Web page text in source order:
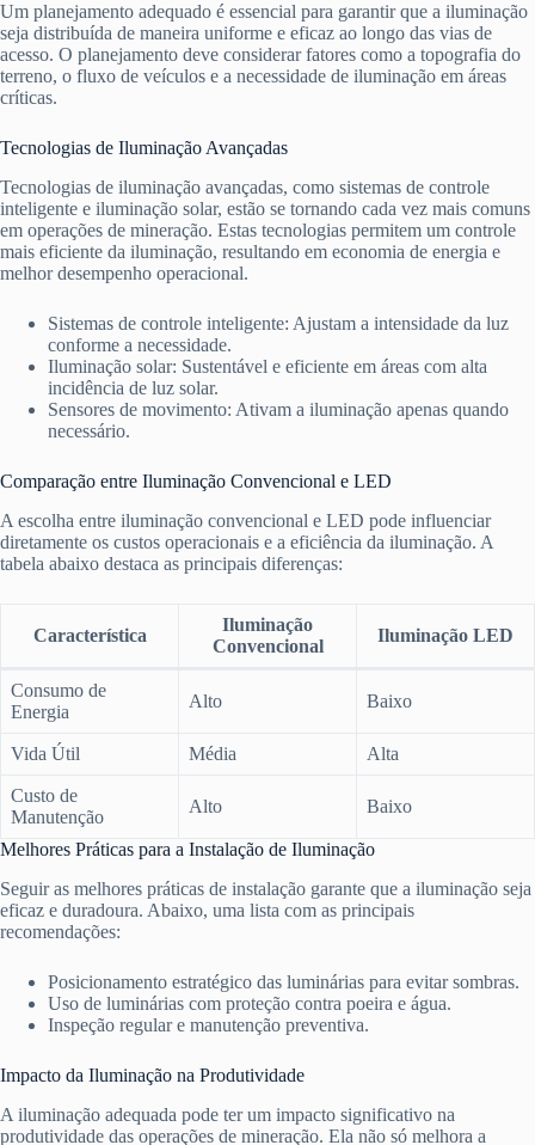
Um planejamento adequado é essencial para garantir que a iluminação
seja distribuída de maneira uniforme e eficaz ao longo das vias de
acesso. O planejamento deve considerar fatores como a topografia do
terreno, o fluxo de veículos e a necessidade de iluminação em áreas
críticas.
Tecnologias de Iluminação Avançadas
Tecnologias de iluminação avançadas, como sistemas de controle
inteligente e iluminação solar, estão se tornando cada vez mais comuns
em operações de mineração. Estas tecnologias permitem um controle
mais eficiente da iluminação, resultando em economia de energia e
melhor desempenho operacional.
Sistemas de controle inteligente: Ajustam a intensidade da luz
conforme a necessidade.
Iluminação solar: Sustentável e eficiente em áreas com alta
incidência de luz solar.
Sensores de movimento: Ativam a iluminação apenas quando
necessário.
Comparação entre Iluminação Convencional e LED
A escolha entre iluminação convencional e LED pode influenciar
diretamente os custos operacionais e a eficiência da iluminação. A
tabela abaixo destaca as principais diferenças:
Característica
Iluminação
Convencional
Iluminação LED
Consumo de
Energia
Alto Baixo
Vida Útil Média Alta
Custo de
Manutenção
Alto Baixo
Melhores Práticas para a Instalação de Iluminação
Seguir as melhores práticas de instalação garante que a iluminação seja
eficaz e duradoura. Abaixo, uma lista com as principais
recomendações:
Posicionamento estratégico das luminárias para evitar sombras.
Uso de luminárias com proteção contra poeira e água.
Inspeção regular e manutenção preventiva.
Impacto da Iluminação na Produtividade
A iluminação adequada pode ter um impacto significativo na
produtividade das operações de mineração. Ela não só melhora a